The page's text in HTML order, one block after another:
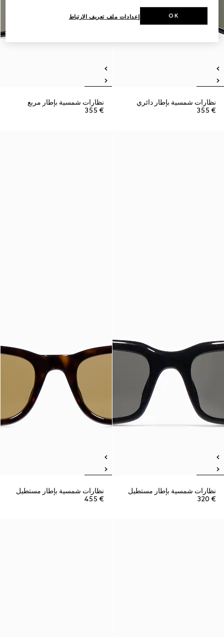
نظارات شمسية بإطار دائري
€ 355
نظارات شمسية بإطار مربع
€ 355
نظارات شمسية بإطار مستطيل
€ 320
نظارات شمسية بإطار مستطيل
€ 455
إعدادات ملف تعريف الارتباط OK